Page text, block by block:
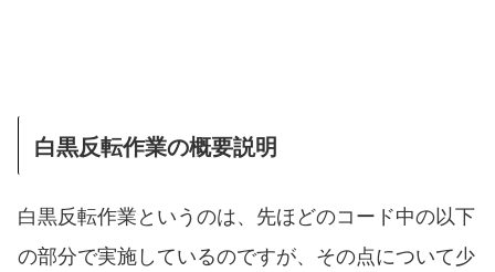
白黒反転作業の概要説明
白黒反転作業というのは、先ほどのコード中の以下
の部分で実施しているのですが、その点について少